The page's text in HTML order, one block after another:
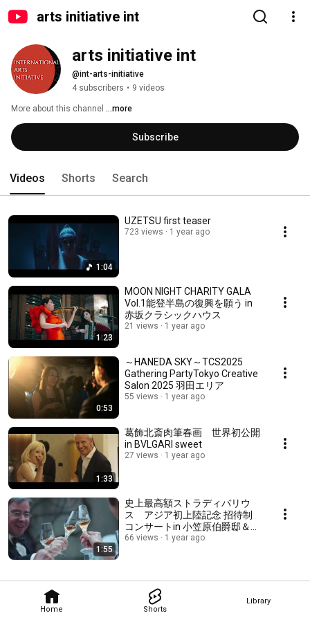
arts initiative int
Home Shorts
Library
arts initiative int
@int-arts-initiative
4 subscribers • 9 videos
More about this channel ...more
Subscribe
Videos Shorts Search
1:04
UZETSU first teaser
723 views 1 year ago
1:23
MOON NIGHT CHARITY GALA
Vol.1能登半島の復興を願う in
赤坂クラシックハウス
21 views 1 year ago
0:53
～HANEDA SKY～TCS2025
Gathering PartyTokyo Creative
Salon 2025 羽田エリア
55 views 1 year ago
1:33
葛飾北斎肉筆春画 世界初公開
in BVLGARI sweet
27 views 1 year ago
1:55
史上最高額ストラディバリウ
ス アジア初上陸記念 招待制
コンサート​in 小笠原伯爵邸＆ア
マン東京
66 views 1 year ago